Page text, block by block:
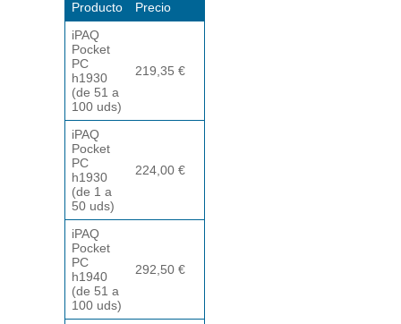
Producto
Precio
iPAQ
Pocket
PC
h1930
(de 51 a
100 uds)
219,35 €
iPAQ
Pocket
PC
h1930
(de 1 a
50 uds)
224,00 €
iPAQ
Pocket
PC
h1940
(de 51 a
100 uds)
292,50 €